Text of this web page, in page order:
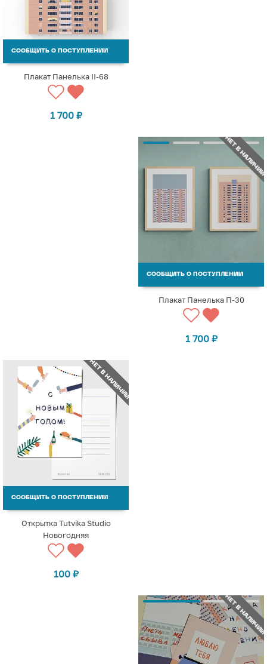
СООБЩИТЬ О ПОСТУПЛЕНИИ
Плакат Панелька II-68
1 700 ₽
НЕТ В НАЛИЧИИ
СООБЩИТЬ О ПОСТУПЛЕНИИ
Плакат Панелька П-30
1 700 ₽
НЕТ В НАЛИЧИИ
СООБЩИТЬ О ПОСТУПЛЕНИИ
Открытка Tutvika Studio
Новогодняя
100 ₽
НЕТ В НАЛИЧИИ